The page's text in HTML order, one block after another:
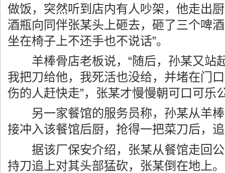
做饭，突然听到店内有人吵架，他走出
酒瓶向同伴张某头上砸去，砸了三个啤
坐在椅子上不还手也不说话”。
羊棒骨店老板说，“随后，孙某又站
我把刀给他，我死活也没给，并堵在门
伤的人赶快走”，张某才慢慢朝可口可乐
另一家餐馆的服务员称，孙某从羊棒
接冲入该餐馆后厨，抢得一把菜刀后，
据该厂保安介绍，张某从餐馆走回公
持刀追上对其头部猛砍，张某倒在地上